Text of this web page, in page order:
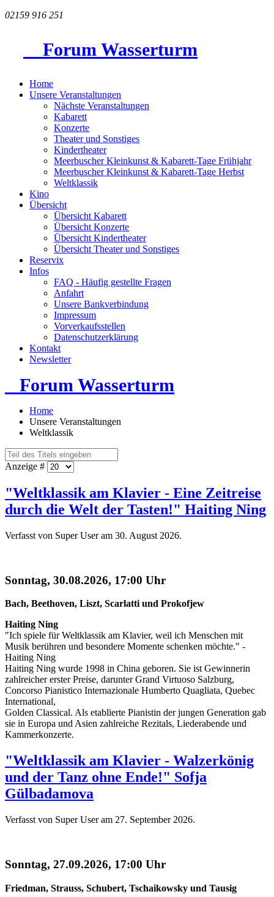
02159 916 251
Forum Wasserturm
Home
Unsere Veranstaltungen
Nächste Veranstaltungen
Kabarett
Konzerte
Theater und Sonstiges
Kindertheater
Meerbuscher Kleinkunst & Kabarett-Tage Frühjahr
Meerbuscher Kleinkunst & Kabarett-Tage Herbst
Weltklassik
Kino
Übersicht
Übersicht Kabarett
Übersicht Konzerte
Übersicht Kindertheater
Übersicht Theater und Sonstiges
Reservix
Infos
FAQ - Häufig gestellte Fragen
Anfahrt
Unsere Bankverbindung
Impressum
Vorverkaufsstellen
Datenschutzerklärung
Kontakt
Newsletter
Forum Wasserturm
Home
Unsere Veranstaltungen
Weltklassik
Anzeige #
"Weltklassik am Klavier - Eine Zeitreise
durch die Welt der Tasten!" Haiting Ning
Verfasst von Super User am 30. August 2026.
Sonntag, 30.08.2026, 17:00 Uhr
Bach, Beethoven, Liszt, Scarlatti und Prokofjew
Haiting Ning
"Ich spiele für Weltklassik am Klavier, weil ich Menschen mit
Musik berühren und besondere Momente schenken möchte." -
Haiting Ning
Haiting Ning wurde 1998 in China geboren. Sie ist Gewinnerin
zahlreicher erster Preise, darunter Grand Virtuoso Salzburg,
Concorso Pianistico Internazionale Humberto Quagliata, Quebec
International,
Golden Classical. Als etablierte Pianistin der jungen Generation gab
sie in Europa und Asien zahlreiche Rezitals, Liederabende und
Kammerkonzerte.
"Weltklassik am Klavier - Walzerkönig
und der Tanz ohne Ende!" Sofja
Gülbadamova
Verfasst von Super User am 27. September 2026.
Sonntag, 27.09.2026, 17:00 Uhr
Friedman, Strauss, Schubert, Tschaikowsky und Tausig